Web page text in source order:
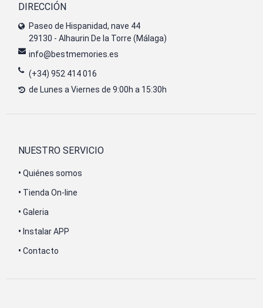
DIRECCIÓN
Paseo de Hispanidad, nave 44
29130 - Alhaurin De la Torre (Málaga)
info@bestmemories.es
(+34) 952 414 016
de Lunes a Viernes de 9:00h a 15:30h
NUESTRO SERVICIO
• Quiénes somos
• Tienda On-line
• Galeria
• Instalar APP
• Contacto